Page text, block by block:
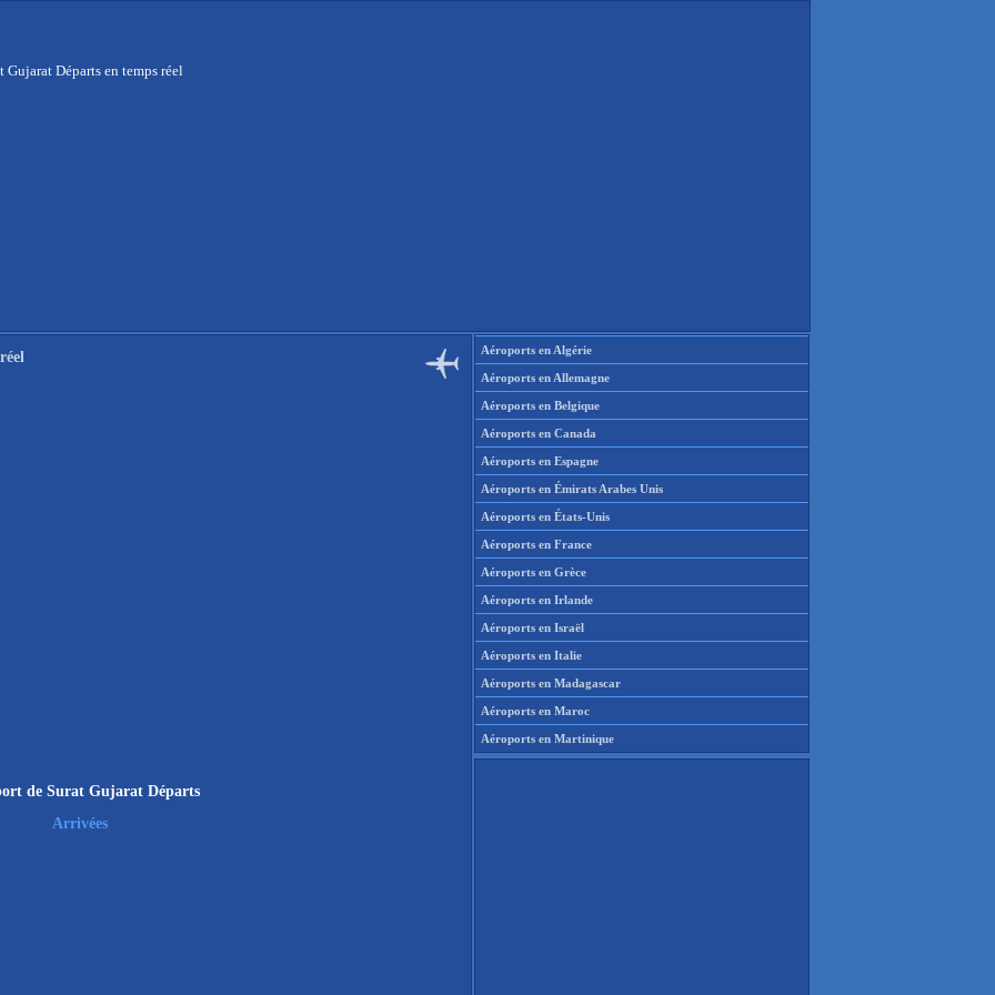
Gujarat Départs en temps réel
de Surat Gujarat Départs
Arrivées
Aéroports en Algérie
Aéroports en Allemagne
Aéroports en Belgique
Aéroports en Canada
Aéroports en Espagne
Aéroports en Émirats Arabes Unis
Aéroports en États-Unis
Aéroports en France
Aéroports en Grèce
Aéroports en Irlande
Aéroports en Israël
Aéroports en Italie
Aéroports en Madagascar
Aéroports en Maroc
Aéroports en Martinique